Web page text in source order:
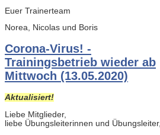
Euer Trainerteam
Norea, Nicolas und Boris
Corona-Virus! -
Trainingsbetrieb wieder ab
Mittwoch (13.05.2020)
Aktualisiert!
Liebe Mitglieder,
liebe Übungsleiterinnen und Übungsleiter,